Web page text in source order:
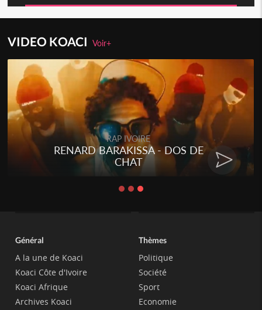
VIDEO KOACIVoir+
RAP IVOIRE
RENARD BARAKISSA - DOS DE
CHAT
Général
A la une de Koaci
Koaci Côte d'Ivoire
Koaci Afrique
Archives Koaci
Thèmes
Politique
Société
Sport
Economie